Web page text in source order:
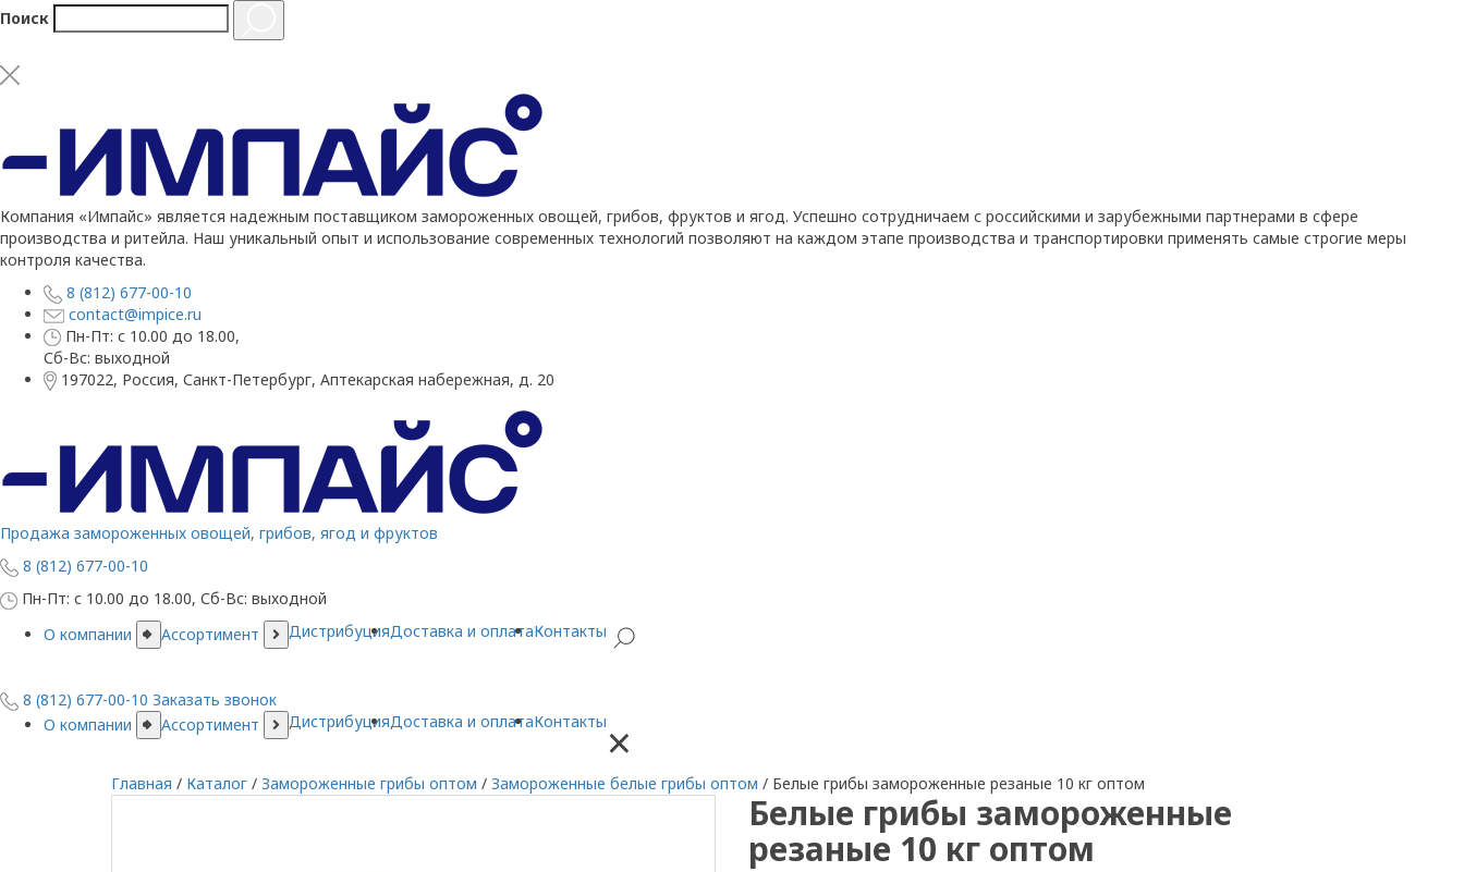
Поиск
Компания «Импайс» является надежным поставщиком замороженных овощей, грибов, фруктов и ягод. Успешно сотрудничаем с российскими и зарубежными партнерами в сфере
производства и ритейла. Наш уникальный опыт и использование современных технологий позволяют на каждом этапе производства и транспортировки применять самые строгие меры
контроля качества.
8 (812) 677-00-10
contact@impice.ru
Пн-Пт: с 10.00 до 18.00,
Сб-Вс: выходной
197022, Россия, Санкт-Петербург, Аптекарская набережная, д. 20
Продажа замороженных овощей, грибов, ягод и фруктов
8 (812) 677-00-10
Пн-Пт: с 10.00 до 18.00, Сб-Вс: выходной
О компании
Ассортимент ДистрибуцияДоставка и оплатаКонтакты
8 (812) 677-00-10 Заказать звонок
О компании
Ассортимент ДистрибуцияДоставка и оплатаКонтакты×
Главная / Каталог / Замороженные грибы оптом / Замороженные белые грибы оптом / Белые грибы замороженные резаные 10 кг оптом
Белые грибы замороженные
резаные 10 кг оптом